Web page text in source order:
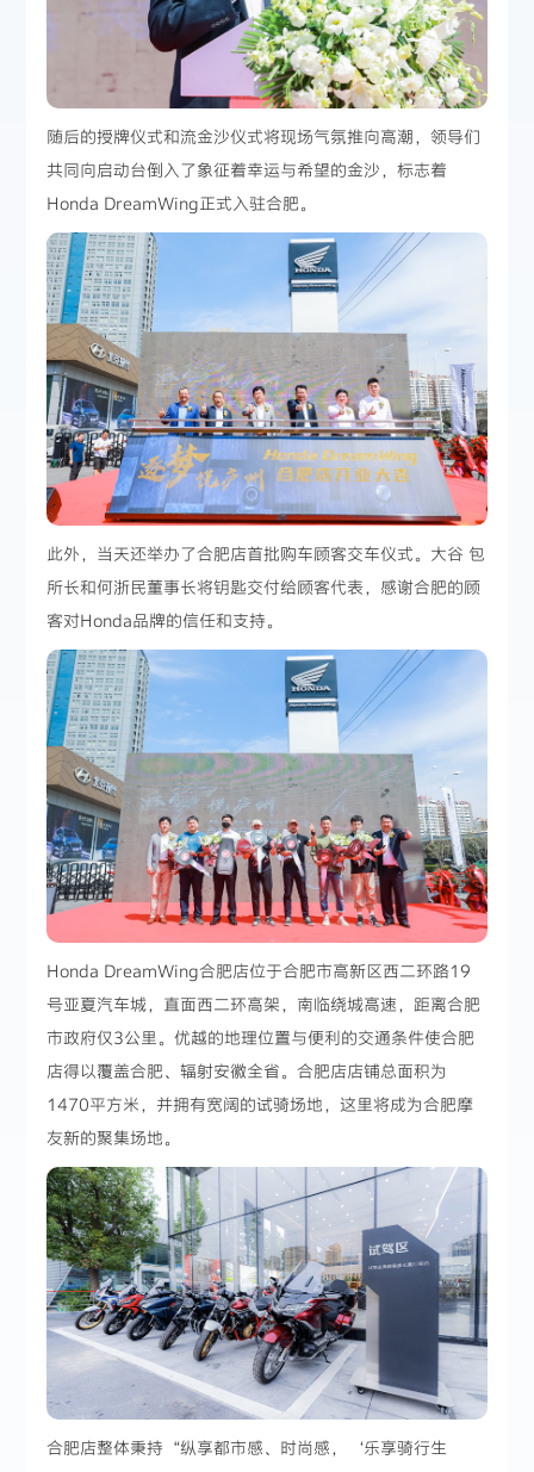
随后的授牌仪式和流金沙仪式将现场气氛推向高潮，领导们
共同向启动台倒入了象征着幸运与希望的金沙，标志着
Honda DreamWing正式入驻合肥。
此外，当天还举办了合肥店首批购车顾客交车仪式。大谷 包
所长和何浙民董事长将钥匙交付给顾客代表，感谢合肥的顾
客对Honda品牌的信任和支持。
Honda DreamWing合肥店位于合肥市高新区西二环路19
号亚夏汽车城，直面西二环高架，南临绕城高速，距离合肥
市政府仅3公里。优越的地理位置与便利的交通条件使合肥
店得以覆盖合肥、辐射安徽全省。合肥店店铺总面积为
1470平方米，并拥有宽阔的试骑场地，这里将成为合肥摩
友新的聚集场地。
合肥店整体秉持“纵享都市感、时尚感，‘乐享骑行生